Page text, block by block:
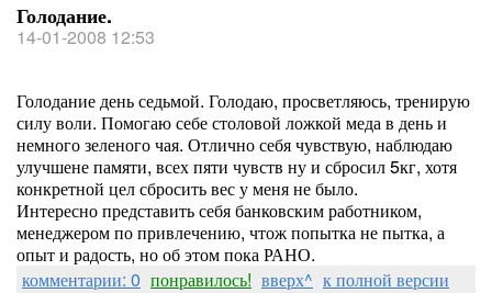
Голодание.
14-01-2008 12:53
Голодание день седьмой. Голодаю, просветляюсь, тренирую
силу воли. Помогаю себе столовой ложкой меда в день и
немного зеленого чая. Отлично себя чувствую, наблюдаю
улучшене памяти, всех пяти чувств ну и сбросил 5кг, хотя
конкретной цел сбросить вес у меня не было.
Интересно представить себя банковским работником,
менеджером по привлечению, чтож попытка не пытка, а
опыт и радость, но об этом пока РАНО.
комментарии: 0 понравилось! вверх^ к полной версии